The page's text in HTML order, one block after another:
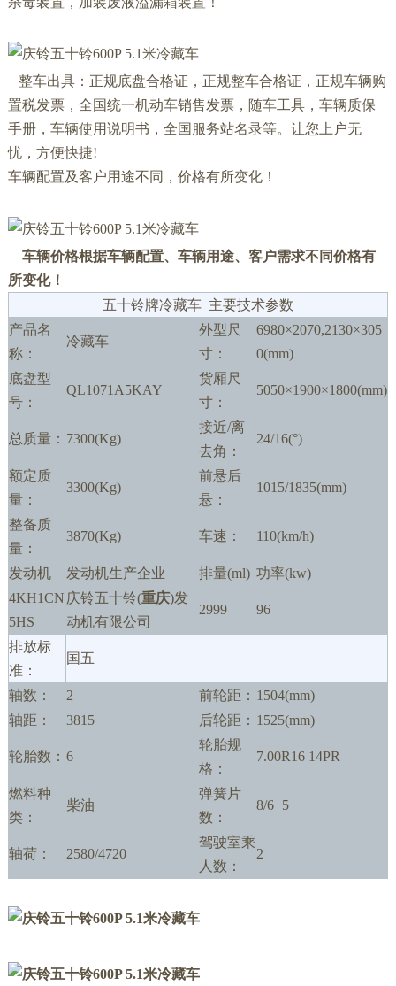
整车出具：正规底盘合格证，正规整车合格证，正规车辆购
置税发票，全国统一机动车销售发票，随车工具，车辆质保
手册，车辆使用说明书，全国服务站名录等。让您上户无
忧，方便快捷!
车辆配置及客户用途不同，价格有所变化！
车辆价格根据车辆配置、车辆用途、客户需求不同价格有
所变化！
五十铃牌冷藏车 主要技术参数
产品名
称：
冷藏车
外型尺
寸：
6980×2070,2130×305
0(mm)
底盘型
号：
QL1071A5KAY
货厢尺
寸：
5050×1900×1800(mm)
总质量： 7300(Kg)
接近/离
去角：
24/16(°)
额定质
量：
3300(Kg)
前悬后
悬：
1015/1835(mm)
整备质
量：
3870(Kg) 车速： 110(km/h)
发动机 发动机生产企业 排量(ml) 功率(kw)
4KH1CN
5HS
庆铃五十铃(重庆)发
动机有限公司
2999 96
排放标
准：
国五
轴数： 2 前轮距： 1504(mm)
轴距：
3815 后轮距： 1525(mm)
轮胎数： 6
轮胎规
格：
7.00R16 14PR
燃料种
类：
柴油
弹簧片
数：
8/6+5
轴荷： 2580/4720
驾驶室乘
人数：
2